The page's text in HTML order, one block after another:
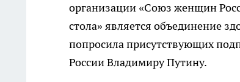
организации «Союз женщин
стола» является объединение
попросила присутствующих
России Владимиру Путину.